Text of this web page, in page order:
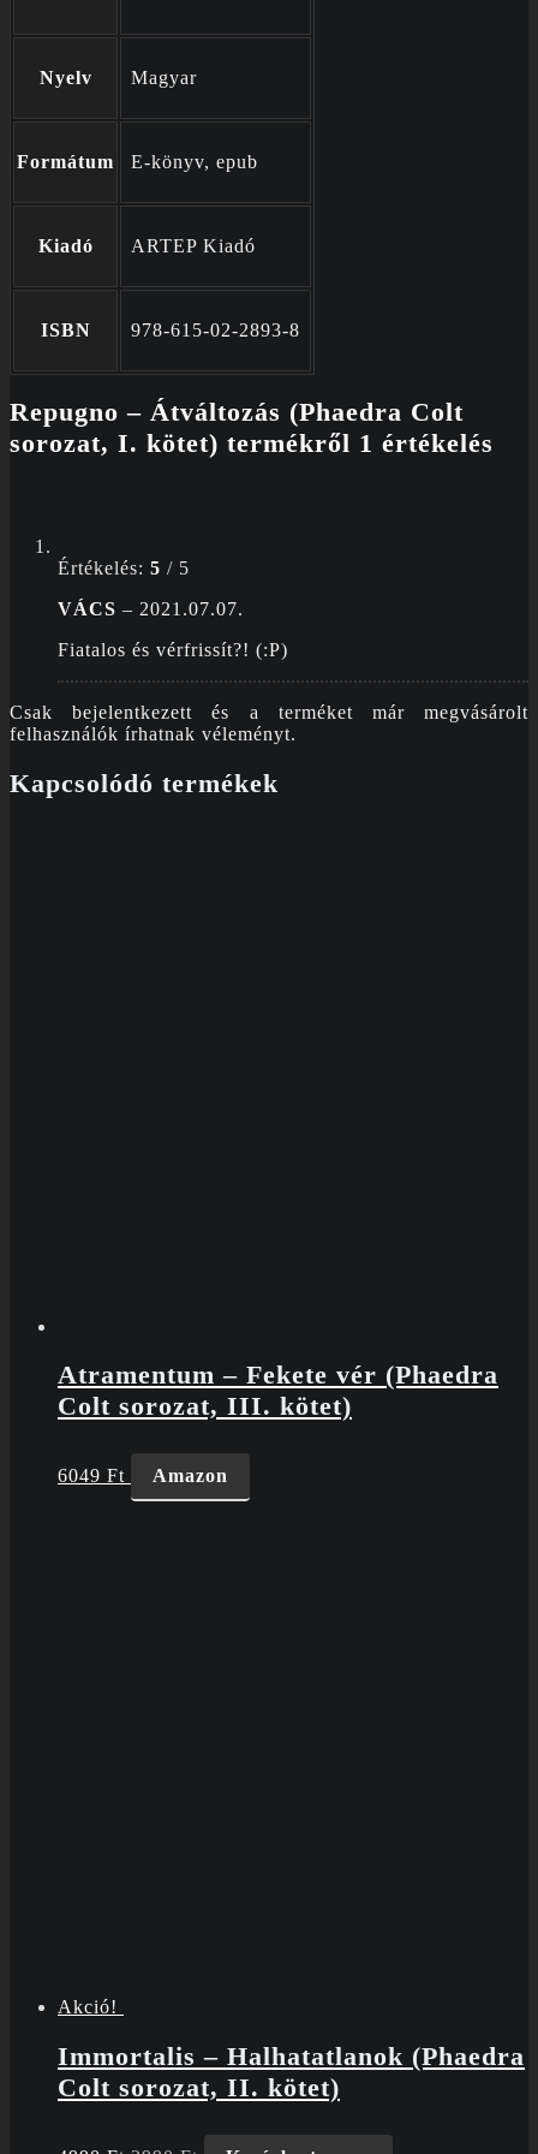
Nyelv Magyar
Formátum E-könyv, epub
Kiadó ARTEP Kiadó
ISBN 978-615-02-2893-8
Repugno – Átváltozás (Phaedra Colt
sorozat, I. kötet) termékről 1 értékelés
Értékelés: 5 / 5
VÁCS – 2021.07.07.
Fiatalos és vérfrissít?! (:P)
Csak bejelentkezett és a terméket már megvásárolt
felhasználók írhatnak véleményt.
Kapcsolódó termékek
Atramentum – Fekete vér (Phaedra
Colt sorozat, III. kötet)
6049 Ft Amazon
Akció!
Immortalis – Halhatatlanok (Phaedra
Colt sorozat, II. kötet)
Current